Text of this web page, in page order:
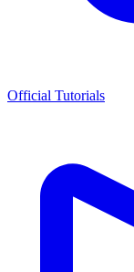
Official Tutorials